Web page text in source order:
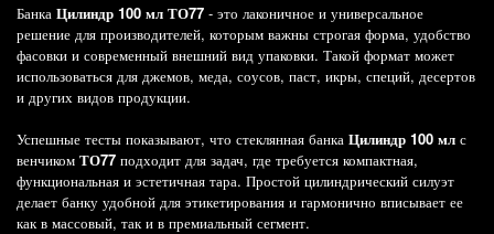
Банка Цилиндр 100 мл ТО77 - это лаконичное и универсальное
решение для производителей, которым важны строгая форма, удобство
фасовки и современный внешний вид упаковки. Такой формат может
использоваться для джемов, меда, соусов, паст, икры, специй, десертов
и других видов продукции.
Успешные тесты показывают, что стеклянная банка Цилиндр 100 мл с
венчиком ТО77 подходит для задач, где требуется компактная,
функциональная и эстетичная тара. Простой цилиндрический силуэт
делает банку удобной для этикетирования и гармонично вписывает ее
как в массовый, так и в премиальный сегмент.